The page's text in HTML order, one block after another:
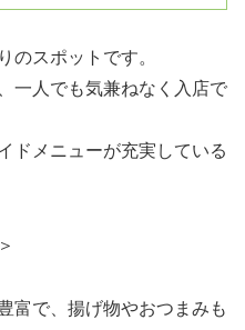
のスポットです。
一人でも気兼ねなく入店で
ドメニューが充実している
富で、揚げ物やおつまみも